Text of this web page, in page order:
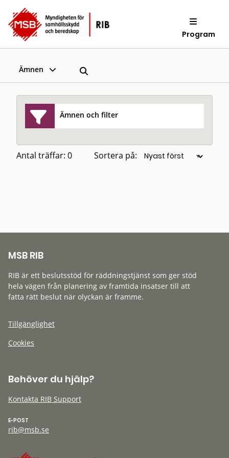
Program
Ämnen
Ämnen och filter
Antal träffar: 0 Sortera på:
MSB RIB
RIB är ett beslutsstöd för räddningstjänst som ger stöd
hela vägen från planering av framtida insatser till att
fatta rätt beslut när olyckan är framme.
Tillgänglighet
Cookies
Behöver du hjälp?
Kontakta RIB Support
E-POST
rib@msb.se